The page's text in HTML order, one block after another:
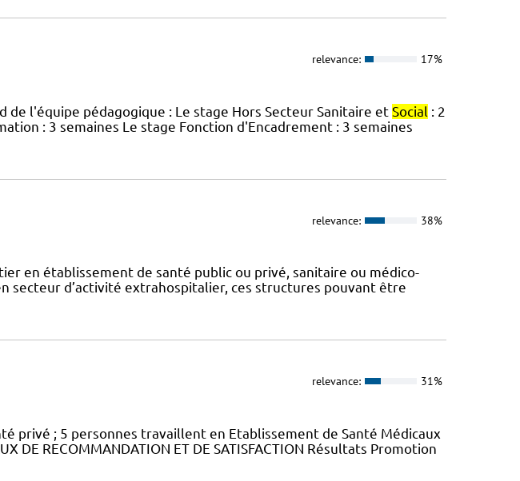
relevance: 17%
l'équipe pédagogique : Le stage Hors Secteur Sanitaire et Social : 2
: 3 semaines Le stage Fonction d'Encadrement : 3 semaines
relevance: 38%
en établissement de santé public ou privé, sanitaire ou médico-
secteur d’activité extrahospitalier, ces structures pouvant être
relevance: 31%
privé ; 5 personnes travaillent en Etablissement de Santé Médicaux
DE RECOMMANDATION ET DE SATISFACTION Résultats Promotion